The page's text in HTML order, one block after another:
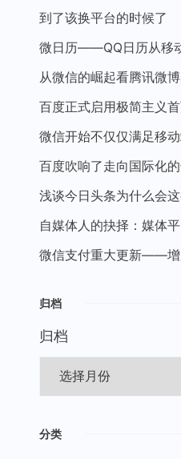
到了该换平台的时候了
微日历——QQ日历从移
从微信的崛起看腾讯微
百度正式启用极简主义
微信开始不仅仅满足移
百度吹响了走向国际化
浅谈今日头条为什么会
自媒体人的抉择：媒体
微信支付重大更新——增
归档
归档
分类